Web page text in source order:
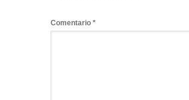
Comentario *